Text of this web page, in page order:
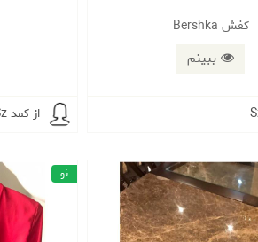
کفش Bershka
ببینم
از کمد Sz
نو